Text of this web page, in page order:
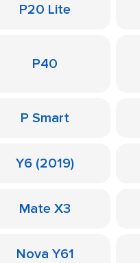
P20 Lite
P40
P Smart
Y6 (2019)
Mate X3
Nova Y61